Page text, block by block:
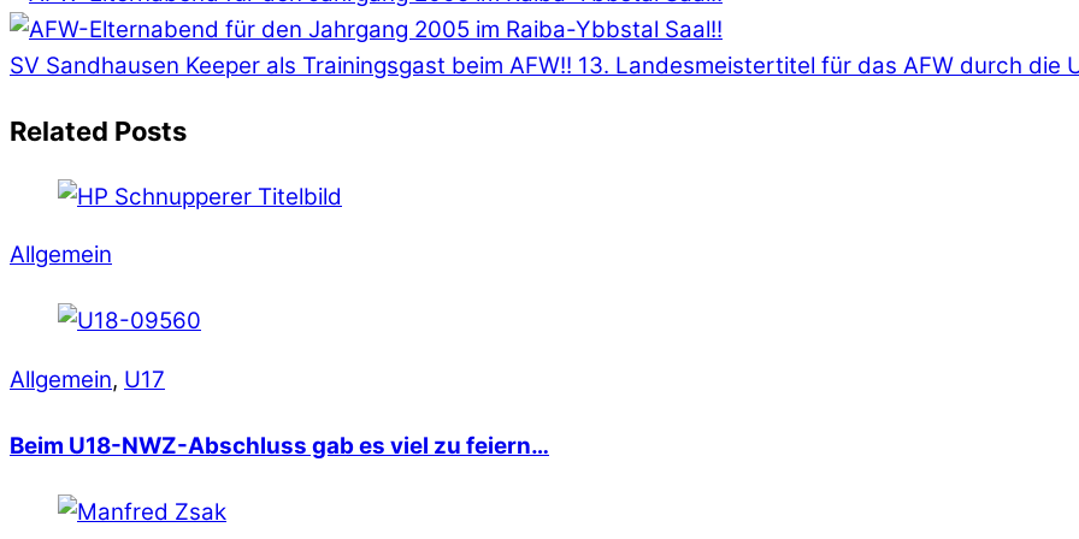
SV Sandhausen Keeper als Trainingsgast beim AFW!! 13. Landesmeistertitel für das AFW durch die
Related Posts
Allgemein
Allgemein, U17
Beim U18-NWZ-Abschluss gab es viel zu feiern…